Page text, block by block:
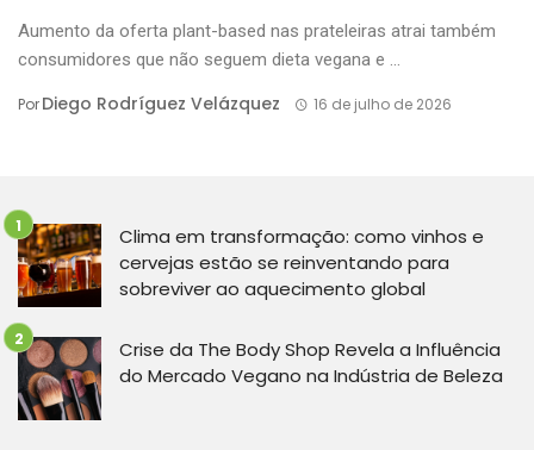
Aumento da oferta plant-based nas prateleiras atrai também
consumidores que não seguem dieta vegana e ...
PorDiego Rodríguez Velázquez 16 de julho de 2026
Clima em transformação: como vinhos e
cervejas estão se reinventando para
sobreviver ao aquecimento global
Crise da The Body Shop Revela a Influência
do Mercado Vegano na Indústria de Beleza